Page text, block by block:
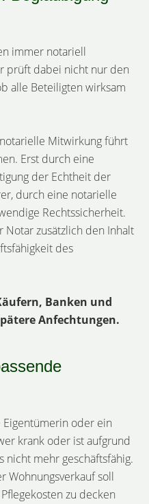
immer notariell
prüft dabei nicht nur den
alle Beteiligten wirksam
Mitwirkung führt
Erst durch eine
der Echtheit der
durch eine notarielle
Rechtssicherheit.
zusätzlich den Inhalt
des
Banken und
Anfechtungen.
oder ein
krank oder ist aufgrund
nicht mehr geschäftsfähig.
Wohnungsverkauf soll
zu decken